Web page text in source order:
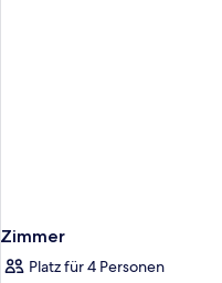
Zimmer
Platz für 4 Personen